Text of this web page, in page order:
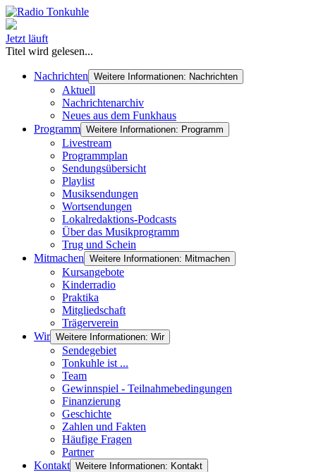
Jetzt läuft
Titel wird gelesen...
Nachrichten Weitere Informationen: Nachrichten
Aktuell
Nachrichtenarchiv
Neues aus dem Funkhaus
Programm Weitere Informationen: Programm
Livestream
Programmplan
Sendungsübersicht
Playlist
Musiksendungen
Wortsendungen
Lokalredaktions-Podcasts
Über das Musikprogramm
Trug und Schein
Mitmachen Weitere Informationen: Mitmachen
Kursangebote
Kinderradio
Praktika
Mitgliedschaft
Trägerverein
Wir Weitere Informationen: Wir
Sendegebiet
Tonkuhle ist ...
Team
Gewinnspiel - Teilnahmebedingungen
Finanzierung
Geschichte
Zahlen und Fakten
Häufige Fragen
Partner
Kontakt Weitere Informationen: Kontakt